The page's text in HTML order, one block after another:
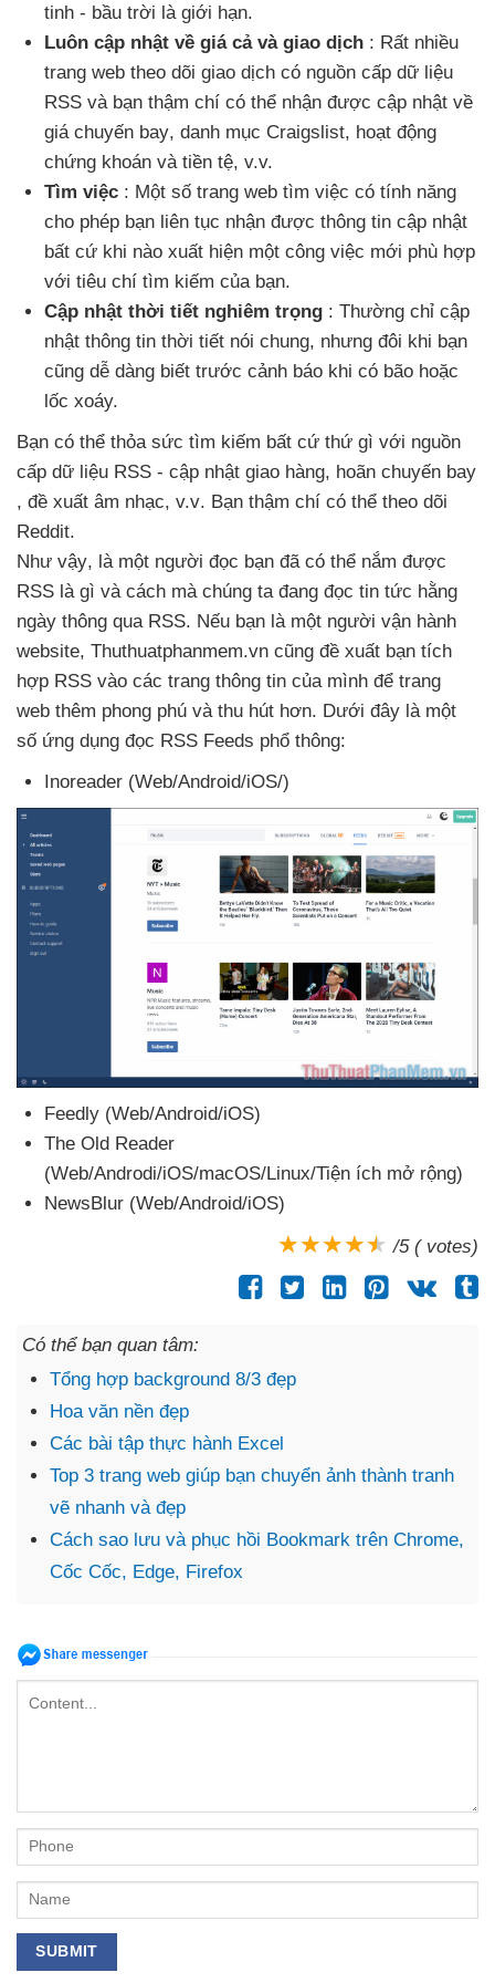
tinh - bầu trời là giới hạn.
Luôn cập nhật về giá cả và giao dịch : Rất nhiều
trang web theo dõi giao dịch có nguồn cấp dữ liệu
RSS và bạn thậm chí có thể nhận được cập nhật về
giá chuyến bay, danh mục Craigslist, hoạt động
chứng khoán và tiền tệ, v.v.
Tìm việc : Một số trang web tìm việc có tính năng
cho phép bạn liên tục nhận được thông tin cập nhật
bất cứ khi nào xuất hiện một công việc mới phù hợp
với tiêu chí tìm kiếm của bạn.
Cập nhật thời tiết nghiêm trọng : Thường chỉ cập
nhật thông tin thời tiết nói chung, nhưng đôi khi bạn
cũng dễ dàng biết trước cảnh báo khi có bão hoặc
lốc xoáy.
Bạn có thể thỏa sức tìm kiếm bất cứ thứ gì với nguồn
cấp dữ liệu RSS - cập nhật giao hàng, hoãn chuyến bay
, đề xuất âm nhạc, v.v. Bạn thậm chí có thể theo dõi
Reddit.
Như vậy, là một người đọc bạn đã có thể nắm được
RSS là gì và cách mà chúng ta đang đọc tin tức hằng
ngày thông qua RSS. Nếu bạn là một người vận hành
website, Thuthuatphanmem.vn cũng đề xuất bạn tích
hợp RSS vào các trang thông tin của mình để trang
web thêm phong phú và thu hút hơn. Dưới đây là một
số ứng dụng đọc RSS Feeds phổ thông:
Inoreader (Web/Android/iOS/)
Feedly (Web/Android/iOS)
The Old Reader
(Web/Androdi/iOS/macOS/Linux/Tiện ích mở rộng)
NewsBlur (Web/Android/iOS)
/5 ( votes)
Có thể bạn quan tâm:
Tổng hợp background 8/3 đẹp
Hoa văn nền đẹp
Các bài tập thực hành Excel
Top 3 trang web giúp bạn chuyển ảnh thành tranh
vẽ nhanh và đẹp
Cách sao lưu và phục hồi Bookmark trên Chrome,
Cốc Cốc, Edge, Firefox